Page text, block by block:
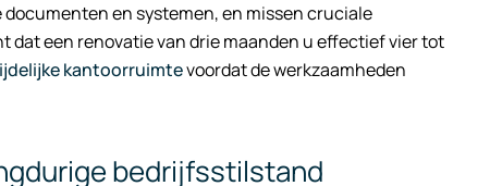
en systemen, en missen cruciale
dat een renovatie van drie maanden u effectief vier tot
kantoorruimtevoordat de werkzaamheden
bedrijfsstilstand